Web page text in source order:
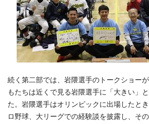
続く第二部では、岩隈選手のトークショー
もたちは近くで見る岩隈選手に「大きい」
た。岩隈選手はオリンピックに出場したと
ロ野球、大リーグでの経験談を披露し、そ